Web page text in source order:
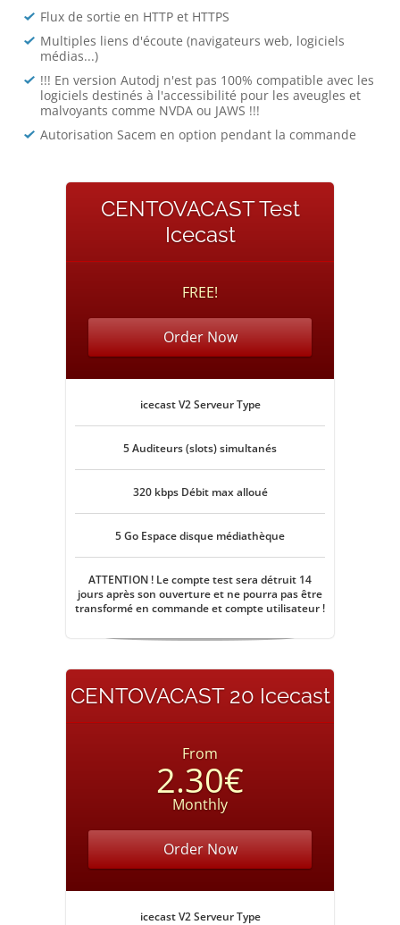
Flux de sortie en HTTP et HTTPS
Multiples liens d'écoute (navigateurs web, logiciels
médias...)
!!! En version Autodj n'est pas 100% compatible avec les
logiciels destinés à l'accessibilité pour les aveugles et
malvoyants comme NVDA ou JAWS !!!
Autorisation Sacem en option pendant la commande
CENTOVACAST Test
Icecast
FREE!
Order Now
icecast V2 Serveur Type
5 Auditeurs (slots) simultanés
320 kbps Débit max alloué
5 Go Espace disque médiathèque
ATTENTION ! Le compte test sera détruit 14
jours après son ouverture et ne pourra pas être
transformé en commande et compte utilisateur !
CENTOVACAST 20 Icecast
From
2.30€
Monthly
Order Now
icecast V2 Serveur Type